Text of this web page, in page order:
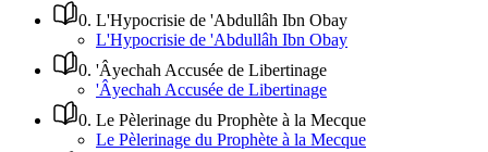
0. L'Hypocrisie de 'Abdullâh Ibn Obay
L'Hypocrisie de 'Abdullâh Ibn Obay
0. 'Âyechah Accusée de Libertinage
'Âyechah Accusée de Libertinage
0. Le Pèlerinage du Prophète à la Mecque
Le Pèlerinage du Prophète à la Mecque